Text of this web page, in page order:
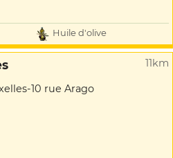
Huile d'olive
11km
10 rue Arago